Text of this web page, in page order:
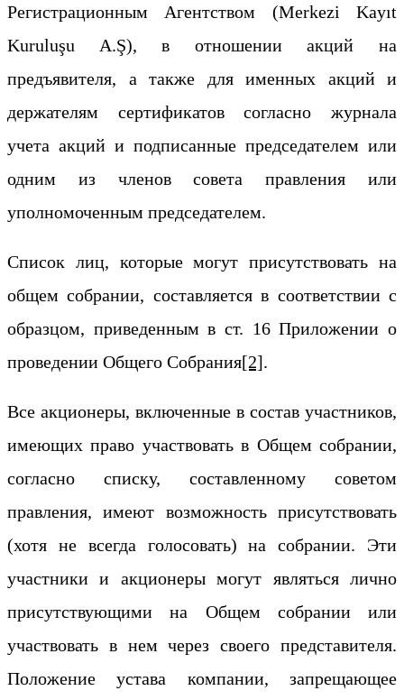
Регистрационным Агентством (Merkezi Kayıt
Kuruluşu A.Ş), в отношении акций на
предъявителя, а также для именных акций и
держателям сертификатов согласно журнала
учета акций и подписанные председателем или
одним из членов совета правления или
уполномоченным председателем.
Список лиц, которые могут присутствовать на
общем собрании, составляется в соответствии с
образцом, приведенным в ст. 16 Приложении о
проведении Общего Собрания[2].
Все акционеры, включенные в состав участников,
имеющих право участвовать в Общем собрании,
согласно списку, составленному советом
правления, имеют возможность присутствовать
(хотя не всегда голосовать) на собрании. Эти
участники и акционеры могут являться лично
присутствующими на Общем собрании или
участвовать в нем через своего представителя.
Положение устава компании, запрещающее